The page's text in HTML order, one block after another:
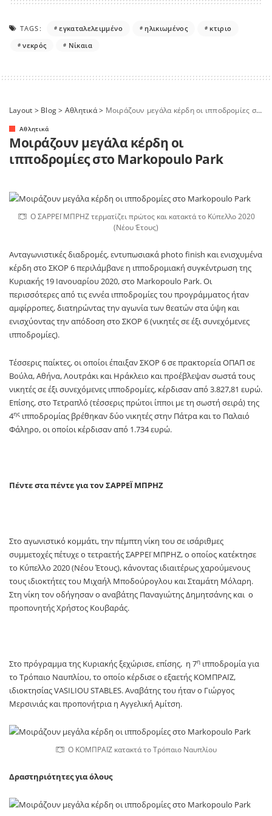
TAGS: εγκαταλελειμμένο ηλικιωμένος
κτιριο
νεκρός
Νίκαια
Layout > Blog> Αθλητικά> Μοιράζουν μεγάλα κέρδη οι ιπποδρομίες στο Markopoulo Park
Αθλητικά
Μοιράζουν μεγάλα κέρδη οι
ιπποδρομίες στο Markopoulo Park
Ο ΣΑΡΡΕΪ ΜΠΡΗΖ τερματίζει πρώτος και κατακτά το Κύπελλο 2020
(Νέου Έτους)
Ανταγωνιστικές διαδρομές, εντυπωσιακά photo finish και ενισχυμένα
κέρδη στο ΣΚΟΡ 6 περιλάμβανε η ιπποδρομιακή συγκέντρωση της
Κυριακής 19 Ιανουαρίου 2020, στο Markopoulo Park. Οι
περισσότερες από τις εννέα ιπποδρομίες του προγράμματος ήταν
αμφίρροπες, διατηρώντας την αγωνία των θεατών στα ύψη και
ενισχύοντας την απόδοση στο ΣΚΟP 6 (νικητές σε έξι συνεχόμενες
ιπποδρομίες).
Τέσσερις παίκτες, οι οποίοι έπαιξαν ΣΚΟΡ 6 σε πρακτορεία ΟΠΑΠ σε
Βούλα, Αθήνα, Λουτράκι και Ηράκλειο καιπροέβλεψαν σωστά τους
νικητές σε έξι συνεχόμενες ιπποδρομίες, κέρδισαν από 3.827,81 ευρώ.
Επίσης, στο Τετραπλό (τέσσερις πρώτοι ίπποι με τη σωστή σειρά)της
4ης ιπποδρομίας βρέθηκαν δύο νικητές στην Πάτρα και το Παλαιό
Φάληρο, οι οποίοι κέρδισαν από 1.734 ευρώ.
Πέντε στα πέντε για τον ΣΑΡΡΕΪ ΜΠΡΗΖ
Στο αγωνιστικό κομμάτι, την πέμπτη νίκη του σε ισάριθμες
συμμετοχές πέτυχε ο τετραετής ΣΑΡΡΕΪ ΜΠΡΗΖ, ο οποίος κατέκτησε
το Κύπελλο 2020 (Νέου Έτους), κάνοντας ιδιαιτέρως χαρούμενους
τους ιδιοκτήτες του Μιχαήλ Μποδούρογλου και Σταμάτη Μόλαρη.
Στη νίκη τον οδήγησαν ο αναβάτης Παναγιώτης Δημητσάνης και ο
προπονητής Χρήστος Κουβαράς.
Στο πρόγραμμα της Κυριακής ξεχώρισε, επίσης, η 7η ιπποδρομία για
το Τρόπαιο Ναυπλίου, το οποίο κέρδισε ο εξαετής ΚΟΜΠΡΑΪΖ,
ιδιοκτησίας VASILIOU STABLES. Αναβάτης του ήταν ο Γιώργος
Μερσινιάς και προπονήτρια η Αγγελική Αμίτση.
Ο ΚΟΜΠΡΑΪΖ κατακτά το Tρόπαιο Ναυπλίου
Δραστηριότητες για όλους